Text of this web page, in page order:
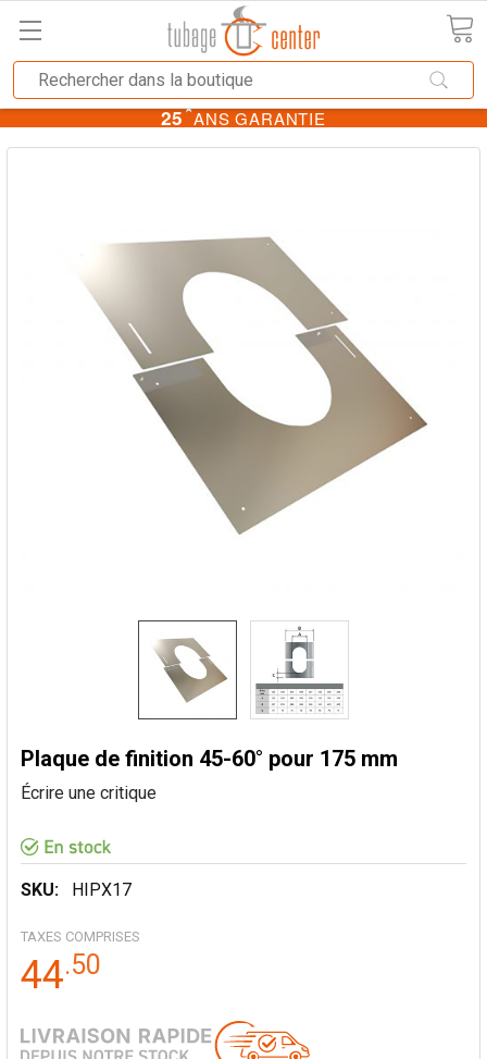
25★ ANS GARANTIE
Plaque de finition 45-60° pour 175 mm
Écrire une critique
SKU: HIPX17
TAXES COMPRISES
44.50